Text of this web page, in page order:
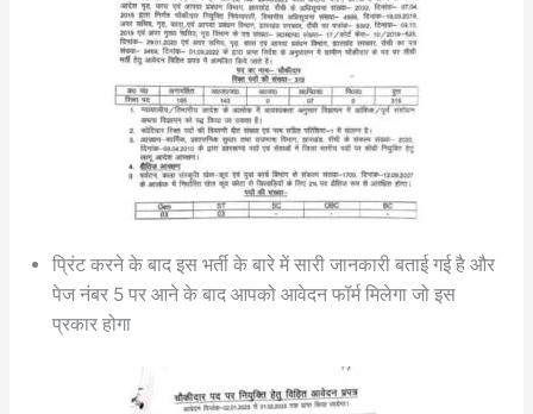
प्रिंट करने के बाद इस भर्ती के बारे में सारी जानकारी बताई गई है और
पेज नंबर 5 पर आने के बाद आपको आवेदन फॉर्म मिलेगा जो इस
प्रकार होगा